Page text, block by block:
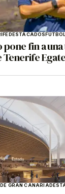
DESTACADOSFÚTBOL
pone fin a
Tenerife
GRAN CANARIA